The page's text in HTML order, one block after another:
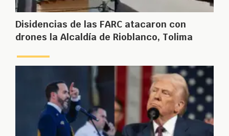
Disidencias de las FARC atacaron con
drones la Alcaldía de Rioblanco, Tolima